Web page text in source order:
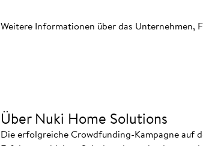
Weitere Informationen über das Unternehmen,
Über Nuki Home Solutions
Die erfolgreiche Crowdfunding-Kampagne auf